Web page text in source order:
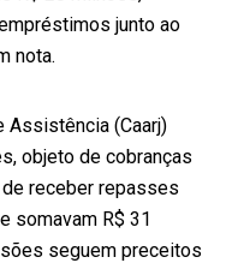
junto ao
nota.
Assistência (Caarj)
objeto de cobranças
receber repasses
somavam R$ 31
seguem preceitos